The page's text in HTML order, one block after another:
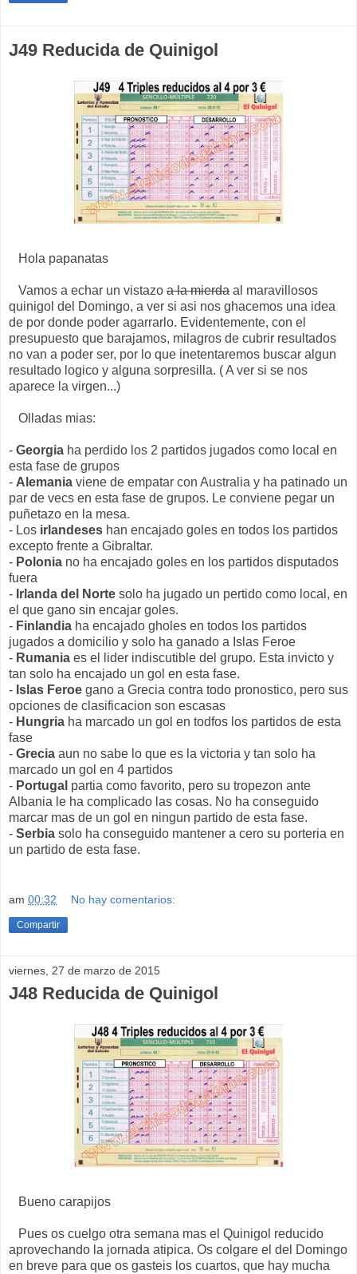
J49 Reducida de Quinigol
Hola papanatas
Vamos a echar un vistazo a la mierda al maravillosos
quinigol del Domingo, a ver si asi nos ghacemos una idea
de por donde poder agarrarlo. Evidentemente, con el
presupuesto que barajamos, milagros de cubrir resultados
no van a poder ser, por lo que inetentaremos buscar algun
resultado logico y alguna sorpresilla. ( A ver si se nos
aparece la virgen...)
Olladas mias:
- Georgia ha perdido los 2 partidos jugados como local en
esta fase de grupos
- Alemania viene de empatar con Australia y ha patinado un
par de vecs en esta fase de grupos. Le conviene pegar un
puñetazo en la mesa.
- Los irlandeses han encajado goles en todos los partidos
excepto frente a Gibraltar.
- Polonia no ha encajado goles en los partidos disputados
fuera
- Irlanda del Norte solo ha jugado un pertido como local, en
el que gano sin encajar goles.
- Finlandia ha encajado gholes en todos los partidos
jugados a domicilio y solo ha ganado a Islas Feroe
- Rumania es el lider indiscutible del grupo. Esta invicto y
tan solo ha encajado un gol en esta fase.
- Islas Feroe gano a Grecia contra todo pronostico, pero sus
opciones de clasificacion son escasas
- Hungria ha marcado un gol en todfos los partidos de esta
fase
- Grecia aun no sabe lo que es la victoria y tan solo ha
marcado un gol en 4 partidos
- Portugal partia como favorito, pero su tropezon ante
Albania le ha complicado las cosas. No ha conseguido
marcar mas de un gol en ningun partido de esta fase.
- Serbia solo ha conseguido mantener a cero su porteria en
un partido de esta fase.
am 00:32 No hay comentarios:
Compartir
viernes, 27 de marzo de 2015
J48 Reducida de Quinigol
Bueno carapijos
Pues os cuelgo otra semana mas el Quinigol reducido
aprovechando la jornada atipica. Os colgare el del Domingo
en breve para que os gasteis los cuartos, que hay mucha